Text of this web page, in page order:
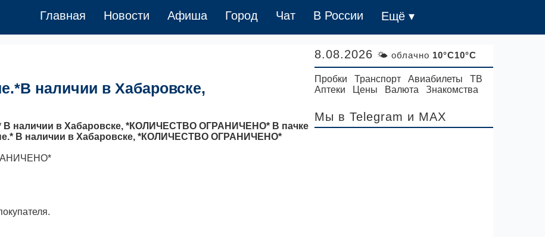
Главная Новости Афиша Город Чат В России Ещё ▾
наличии в Хабаровске,
В наличии в Хабаровске, *КОЛИЧЕСТВО ОГРАНИЧЕНО* В пачке
В наличии в Хабаровске, *КОЛИЧЕСТВО ОГРАНИЧЕНО*
8.08.2026 🌤 облачно 10°C10°C
Пробки Транспорт Авиабилеты
ТВ
Аптеки
Цены Валюта Знакомства
Мы в Telegram и MAX